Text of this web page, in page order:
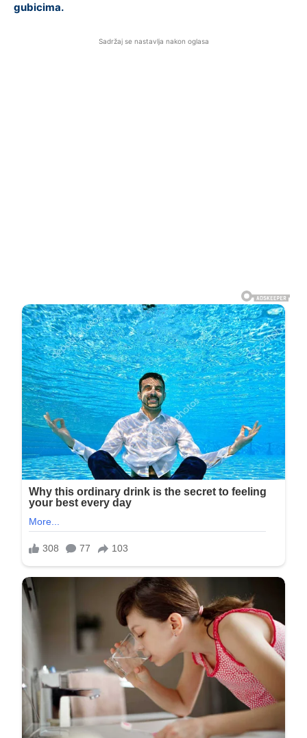
gubicima.
Sadržaj se nastavlja nakon oglasa